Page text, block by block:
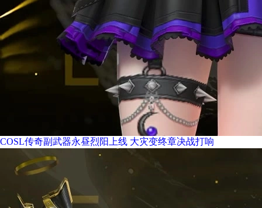
COSL传奇副武器永昼烈阳上线 大灾变终章决战打响